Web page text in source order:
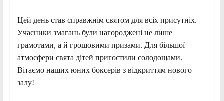
Цей день став справжнім святом для всіх присутніх.
Учасники змагань були нагороджені не лише
грамотами, а й грошовими призами. Для більшої
атмосфери свята дітей пригостили солодощами.
Вітаємо наших юних боксерів з відкриттям нового
залу!